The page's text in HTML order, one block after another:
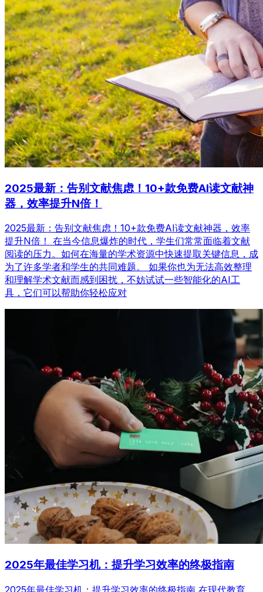
2025最新：告别文献焦虑！10+款免费AI读文献神
器，效率提升N倍！
2025最新：告别文献焦虑！10+款免费AI读文献神器，效率
提升N倍！ 在当今信息爆炸的时代，学生们常常面临着文献
阅读的压力。如何在海量的学术资源中快速提取关键信息，成
为了许多学者和学生的共同难题。 如果你也为无法高效整理
和理解学术文献而感到困扰，不妨试试一些智能化的AI工
具，它们可以帮助你轻松应对
2025年最佳学习机：提升学习效率的终极指南
2025年最佳学习机：提升学习效率的终极指南 在现代教育